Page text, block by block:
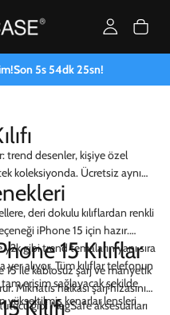
Son5s54dk24sn!
trend desenler, kişiye özel
koleksiyonda. Ücretsiz aynı
deri dokulu kılıflardan renkli
iPhone 15 için hazır.
gibi trend temaların yanı sıra
alıyor. Tüm kılıflar telefonun
erişim sağlayacak şekilde
yükseltilmiş kenarlar lensleri
15 Kılıflar
ile kablosuz şarj ve manyetik
Mıknatıs halkası şarj hizasını
gibi MagSafe aksesuarları
Kılıfı